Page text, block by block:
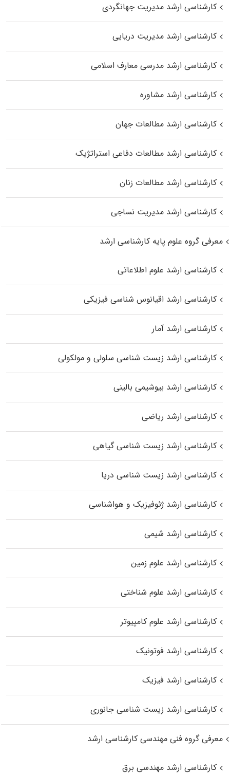
کارشناسی ارشد مدیریت جهانگردی
کارشناسی ارشد مدیریت دریایی
کارشناسی ارشد مدرسی معارف اسلامی
کارشناسی ارشد مشاوره
کارشناسی ارشد مطالعات جهان
کارشناسی ارشد مطالعات دفاعی استراتژیک
کارشناسی ارشد مطالعات زنان
کارشناسی ارشد مدیریت نساجی
معرفی گروه علوم پایه کارشناسی ارشد
کارشناسی ارشد علوم اطلاعاتی
کارشناسی ارشد اقیانوس‌ شناسی فیزیکی
کارشناسی ارشد آمار
کارشناسی ارشد زیست شناسی سلولی و مولکولی
کارشناسی ارشد بیوشیمی بالینی
کارشناسی ارشد ریاضی
کارشناسی ارشد زیست‌ شناسی گیاهی
کارشناسی ارشد زیست‌ شناسی دریا
کارشناسی ارشد ژئوفیزیک و هواشناسی
کارشناسی ارشد شیمی
کارشناسی ارشد علوم زمین
کارشناسی ارشد علوم شناختی
کارشناسی ارشد علوم کامپیوتر
کارشناسی ارشد فوتونیک
کارشناسی ارشد فیزیک
کارشناسی ارشد زیست‌ شناسی جانوری
معرفی گروه فنی مهندسی کارشناسی ارشد
کارشناسی ارشد مهندسی برق